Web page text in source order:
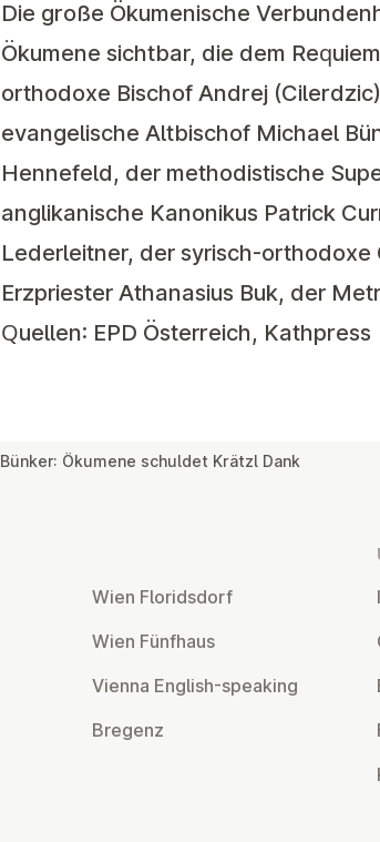
Die große Ökumenische
Ökumene sichtbar, die dem
orthodoxe Bischof Andrej
evangelische Altbischof Michael
Hennefeld, der methodistische
anglikanische Kanonikus Patrick
Lederleitner, der syrisch-
Erzpriester Athanasius Buk, der
Quellen: EPD Österreich, Kathpress
Bünker: Ökumene schuldet Krätzl Dank
Wien Flo­rids­dorf
Wien Fünfhaus
Vienna English-speaking
Bregenz